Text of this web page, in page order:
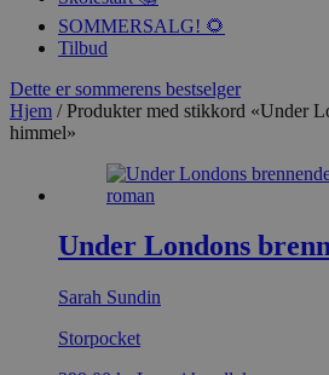
SOMMERSALG! 🌻
Tilbud
Dette er sommerens bestselger
Hjem / Produkter med stikkord «Under
himmel»
Under Londons
Sarah Sundin
Storpocket